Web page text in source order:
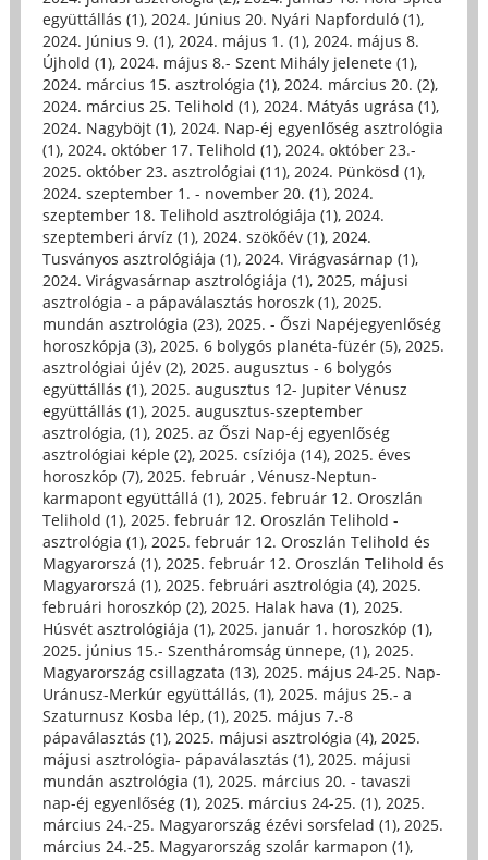
együttállás (1), 2024. Június 20. Nyári Napforduló (1),
2024. Június 9. (1), 2024. május 1. (1), 2024. május 8.
Újhold (1), 2024. május 8.- Szent Mihály jelenete (1),
2024. március 15. asztrológia (1), 2024. március 20. (2),
2024. március 25. Telihold (1), 2024. Mátyás ugrása (1),
2024. Nagyböjt (1), 2024. Nap-éj egyenlőség asztrológia
(1), 2024. október 17. Telihold (1), 2024. október 23.-
2025. október 23. asztrológiai (11), 2024. Pünkösd (1),
2024. szeptember 1. - november 20. (1), 2024.
szeptember 18. Telihold asztrológiája (1), 2024.
szeptemberi árvíz (1), 2024. szökőév (1), 2024.
Tusványos asztrológiája (1), 2024. Virágvasárnap (1),
2024. Virágvasárnap asztrológiája (1), 2025, májusi
asztrológia - a pápaválasztás horoszk (1), 2025.
mundán asztrológia (23), 2025. - Őszi Napéjegyenlőség
horoszkópja (3), 2025. 6 bolygós planéta-füzér (5), 2025.
asztrológiai újév (2), 2025. augusztus - 6 bolygós
együttállás (1), 2025. augusztus 12- Jupiter Vénusz
együttállás (1), 2025. augusztus-szeptember
asztrológia, (1), 2025. az Őszi Nap-éj egyenlőség
asztrológiai képle (2), 2025. csíziója (14), 2025. éves
horoszkóp (7), 2025. február , Vénusz-Neptun-
karmapont együttállá (1), 2025. február 12. Oroszlán
Telihold (1), 2025. február 12. Oroszlán Telihold -
asztrológia (1), 2025. február 12. Oroszlán Telihold és
Magyarorszá (1), 2025. február 12. Oroszlán Telihold és
Magyarorszá (1), 2025. februári asztrológia (4), 2025.
februári horoszkóp (2), 2025. Halak hava (1), 2025.
Húsvét asztrológiája (1), 2025. január 1. horoszkóp (1),
2025. június 15.- Szentháromság ünnepe, (1), 2025.
Magyarország csillagzata (13), 2025. május 24-25. Nap-
Uránusz-Merkúr együttállás, (1), 2025. május 25.- a
Szaturnusz Kosba lép, (1), 2025. május 7.-8
pápaválasztás (1), 2025. májusi asztrológia (4), 2025.
májusi asztrológia- pápaválasztás (1), 2025. májusi
mundán asztrológia (1), 2025. március 20. - tavaszi
nap-éj egyenlőség (1), 2025. március 24-25. (1), 2025.
március 24.-25. Magyarország ézévi sorsfelad (1), 2025.
március 24.-25. Magyarország szolár karmapon (1),